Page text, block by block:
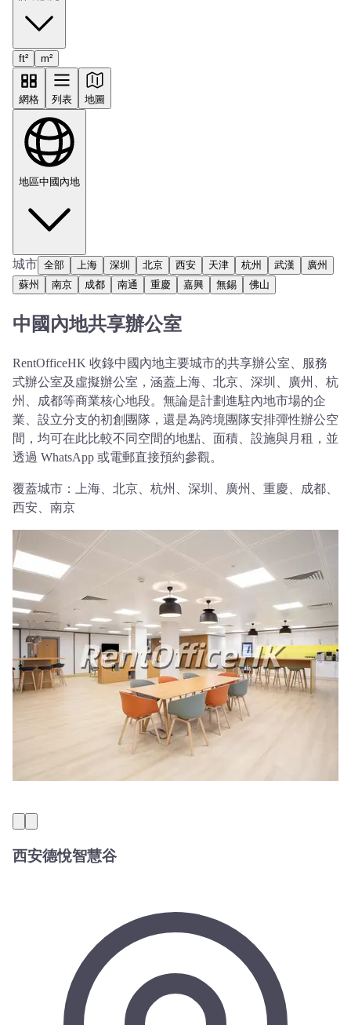
ft² m²
網格 列表 地圖
地區中國內地
城市 全部 上海 深圳 北京 西安 天津 杭州 武漢
廣州
蘇州
南京 成都 南通 重慶 嘉興 無錫 佛山
中國內地共享辦公室
RentOfficeHK 收錄中國內地主要城市的共享辦公室、服務
式辦公室及虛擬辦公室，涵蓋上海、北京、深圳、廣州、杭
州、成都等商業核心地段。無論是計劃進駐內地市場的企
業、設立分支的初創團隊，還是為跨境團隊安排彈性辦公空
間，均可在此比較不同空間的地點、面積、設施與月租，並
透過 WhatsApp 或電郵直接預約參觀。
覆蓋城市：
上海、北京、杭州、深圳、廣州、重慶、成都、
西安、南京
西安德悅智慧谷